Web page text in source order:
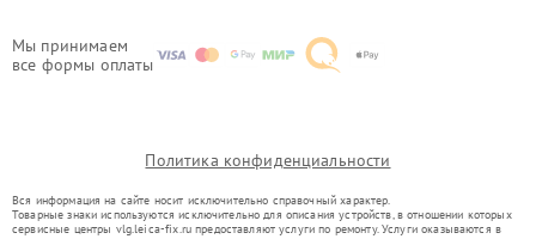
Мы принимаем
все формы оплаты
Политика конфиденциальности
Вся информация на сайте носит исключительно справочный характер.
Товарные знаки используются исключительно для описания устройств, в отношении которых
сервисные центры vlg.leica-fix.ru предоставляют услуги по ремонту. Услуги оказываются в